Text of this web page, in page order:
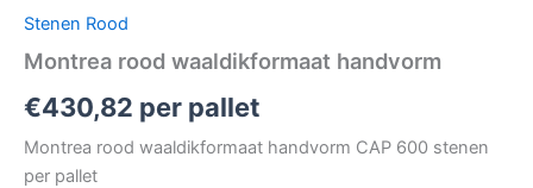
Stenen Rood
Montrea rood waaldikformaat handvorm
€430,82 per pallet
Montrea rood waaldikformaat handvorm CAP 600 stenen
per pallet